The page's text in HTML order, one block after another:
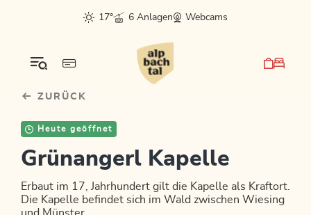
sr.skip-to.main-content
sr.skip-to.table-of-contents
sr.skip-to.main-navigation
17°
6 Anlagen Webcams
ZURÜCK
Heute geöffnet
Grünangerl Kapelle
Erbaut im 17, Jahrhundert gilt die Kapelle als Kraftort.
Die Kapelle befindet sich im Wald zwischen Wiesing
und Münster.